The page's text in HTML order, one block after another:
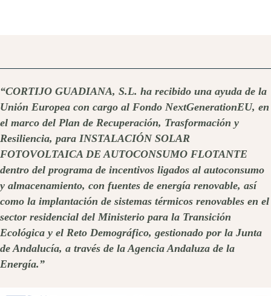
“CORTIJO GUADIANA, S.L. ha recibido una ayuda de la
Unión Europea con cargo al Fondo NextGenerationEU, en
el marco del Plan de Recuperación, Trasformación y
Resiliencia, para INSTALACIÓN SOLAR
FOTOVOLTAICA DE AUTOCONSUMO FLOTANTE
dentro del programa de incentivos ligados al autoconsumo
y almacenamiento, con fuentes de energía renovable, así
como la implantación de sistemas térmicos renovables en el
sector residencial del Ministerio para la Transición
Ecológica y el Reto Demográfico, gestionado por la Junta
de Andalucía, a través de la Agencia Andaluza de la
Energía.”